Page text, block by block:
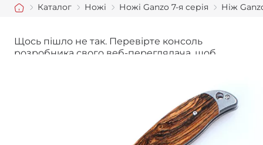
Каталог Ножі Ножі Ganzo 7-я серія Ніж
Щось пішло не так. Перевірте консоль
розробника свого веб-переглядача, щоб